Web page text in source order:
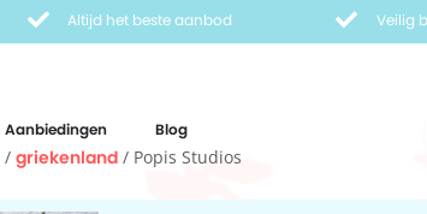
Altijd het beste aanbod Veilig
Aanbiedingen Blog
/ griekenland / Popis Studios